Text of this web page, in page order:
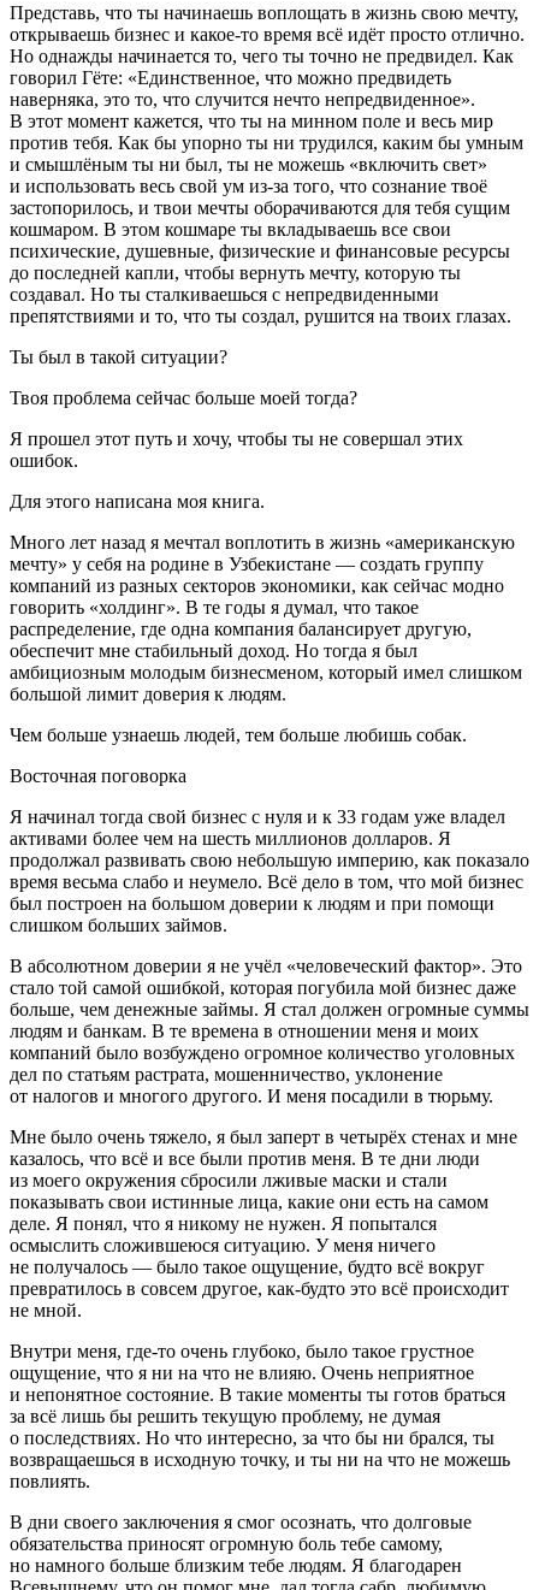
Представь, что ты начинаешь воплощать в жизнь свою мечту,
открываешь бизнес и какое-то время всё идёт просто отлично.
Но однажды начинается то, чего ты точно не предвидел. Как
говорил Гёте: «Единственное, что можно предвидеть
наверняка, это то, что случится нечто непредвиденное».
В этот момент кажется, что ты на минном поле и весь мир
против тебя. Как бы упорно ты ни трудился, каким бы умным
и смышлёным ты ни был, ты не можешь «включить свет»
и использовать весь свой ум из-за того, что сознание твоё
застопорилось, и твои мечты оборачиваются для тебя сущим
кошмаром. В этом кошмаре ты вкладываешь все свои
психические, душевные, физические и финансовые ресурсы
до последней капли, чтобы вернуть мечту, которую ты
создавал. Но ты сталкиваешься с непредвиденными
препятствиями и то, что ты создал, рушится на твоих глазах.
Ты был в такой ситуации?
Твоя проблема сейчас больше моей тогда?
Я прошел этот путь и хочу, чтобы ты не совершал этих
ошибок.
Для этого написана моя книга.
Много лет назад я мечтал воплотить в жизнь «американскую
мечту» у себя на родине в Узбекистане — создать группу
компаний из разных секторов экономики, как сейчас модно
говорить «холдинг». В те годы я думал, что такое
распределение, где одна компания балансирует другую,
обеспечит мне стабильный доход. Но тогда я был
амбициозным молодым бизнесменом, который имел слишком
большой лимит доверия к людям.
Чем больше узнаешь людей, тем больше любишь собак.
Восточная поговорка
Я начинал тогда свой бизнес с нуля и к 33 годам уже владел
активами более чем на шесть миллионов долларов. Я
продолжал развивать свою небольшую империю, как показало
время весьма слабо и неумело. Всё дело в том, что мой бизнес
был построен на большом доверии к людям и при помощи
слишком больших займов.
В абсолютном доверии я не учёл «человеческий фактор». Это
стало той самой ошибкой, которая погубила мой бизнес даже
больше, чем денежные займы. Я стал должен огромные суммы
людям и банкам. В те времена в отношении меня и моих
компаний было возбуждено огромное количество уголовных
дел по статьям растрата, мошенничество, уклонение
от налогов и многого другого. И меня посадили в тюрьму.
Мне было очень тяжело, я был заперт в четырёх стенах и мне
казалось, что всё и все были против меня. В те дни люди
из моего окружения сбросили лживые маски и стали
показывать свои истинные лица, какие они есть на самом
деле. Я понял, что я никому не нужен. Я попытался
осмыслить сложившеюся ситуацию. У меня ничего
не получалось — было такое ощущение, будто всё вокруг
превратилось в совсем другое, как-будто это всё происходит
не мной.
Внутри меня, где-то очень глубоко, было такое грустное
ощущение, что я ни на что не влияю. Очень неприятное
и непонятное состояние. В такие моменты ты готов браться
за всё лишь бы решить текущую проблему, не думая
о последствиях. Но что интересно, за что бы ни брался, ты
возвращаешься в исходную точку, и ты ни на что не можешь
повлиять.
В дни своего заключения я смог осознать, что долговые
обязательства приносят огромную боль тебе самому,
но намного больше близким тебе людям. Я благодарен